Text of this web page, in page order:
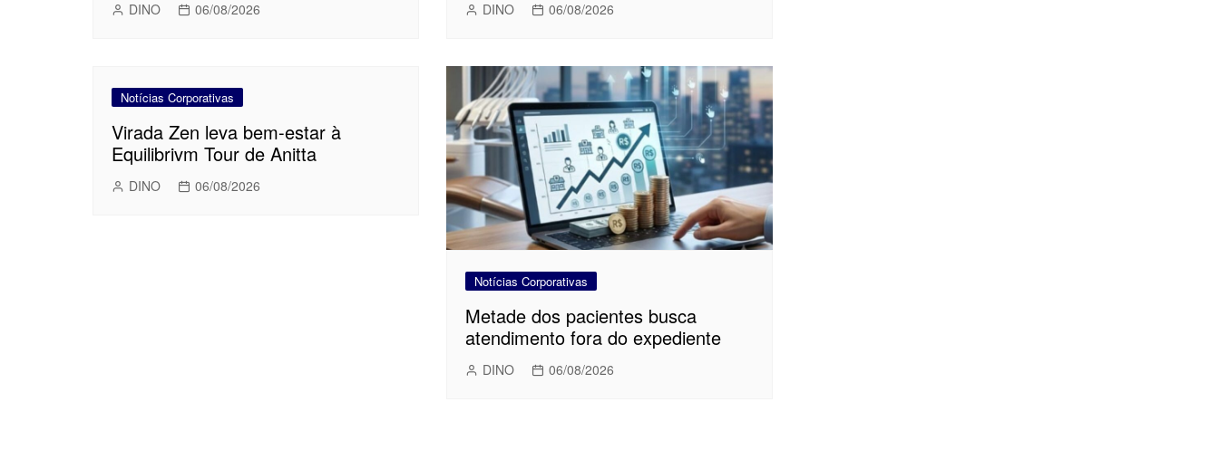
DINO 06/08/2026 DINO 06/08/2026
Notícias Corporativas
Virada Zen leva bem-estar à
Equilibrivm Tour de Anitta
DINO 06/08/2026
Notícias Corporativas
Metade dos pacientes busca
atendimento fora do expediente
DINO 06/08/2026